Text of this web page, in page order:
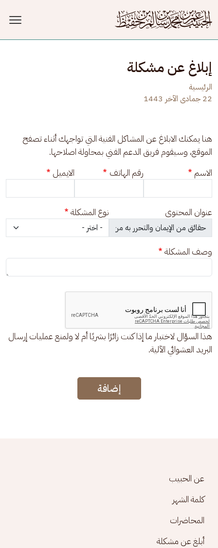
إبلاغ عن مشكلة
الرئيسية
22 جمادى الآخر 1443
هنا يمكنك الابلاغ عن المشاكل الفنية التي تواجهك أثناء تصفح
الموقع، وسيقوم فريق الدعم الفني بمحاولة اصلاحها.
الاسم
رقم الهاتف الايميل
عنوان المحتوى نوع المشكلة
وصف المشكلة
هذا السؤال لاختبار ما إذا كنت زائرًا بشريًا أم لا ولمنع عمليات إرسال
البريد العشوائي الآلية.
إضافة
Footer menu
عن الحبيب
كلمة الشهر
المحاضرات
أبلغ عن مشكلة